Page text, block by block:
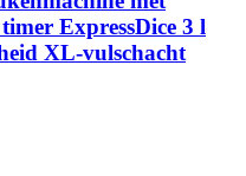
ExpressDice 3 l
XL-vulschacht